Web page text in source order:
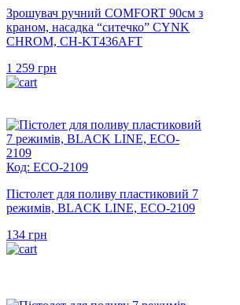
Зрошувач ручний COMFORT 90см з
краном, насадка “ситечко” CYNK
CHROM, CH-KT436AFT
1 259 грн
Код: ECO-2109
Пістолет для поливу пластиковий 7
режимів, BLACK LINE, ECO-2109
134 грн